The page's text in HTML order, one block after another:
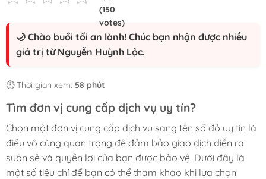
🌙 Chào buổi tối an lành! Chúc bạn nhận được nhiều
giá trị từ Nguyễn Huỳnh Lộc.
⏱️ Thời gian xem: 58 phút
Tìm đơn vị cung cấp dịch vụ uy tín?
Chọn một đơn vị cung cấp dịch vụ sang tên sổ đỏ uy tín là
điều vô cùng quan trọng để đảm bảo giao dịch diễn ra
suôn sẻ và quyền lợi của bạn được bảo vệ. Dưới đây là
một số tiêu chí để bạn có thể tham khảo khi lựa chọn: